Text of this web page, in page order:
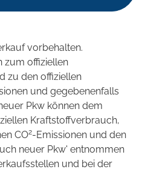
vorbehalten.
zum offiziellen
zu den offiziellen
und gegebenenfalls
Pkw können dem
Kraftstoffverbrauch,
CO2-Emissionen und den
neuer Pkw' entnommen
und bei der